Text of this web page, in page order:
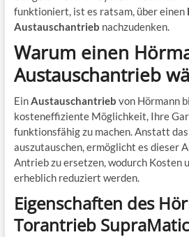
funktioniert, ist es ratsam, über einen
Austauschantrieb nachzudenken.
Warum einen
Austauschantrieb
EinAustauschantrieb von Hörmann
kosteneffiziente Möglichkeit, Ihre
funktionsfähig zu machen. Anstatt
auszutauschen, ermöglicht es dieser
Antrieb zu ersetzen, wodurch Kosten
erheblich reduziert werden.
Eigenschaften des
Torantrieb SupraMatic